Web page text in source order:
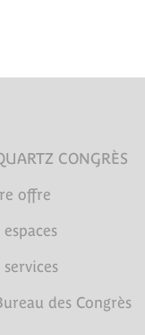
CONGRÈS
offre
espaces
services
des Congrès